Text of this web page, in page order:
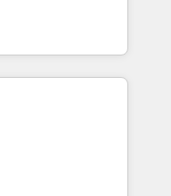
🔄 any
Website and
"HubScrub" Tool.
that turn
Named
Year in 2024,
in the ecosystem,
delivering
in the UK, USA,